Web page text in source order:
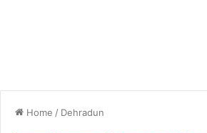
Home / Dehradun